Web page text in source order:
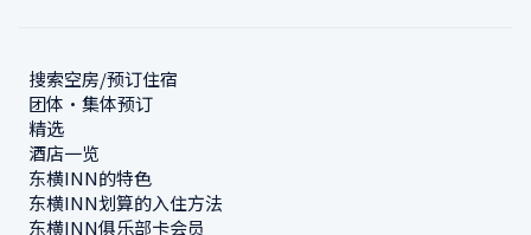
搜索空房/预订住宿
团体・集体预订
精选
酒店一览
东横INN的特色
东横INN划算的入住方法
东横INN俱乐部卡会员